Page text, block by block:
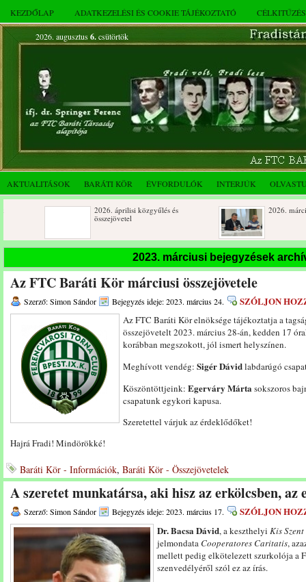
KEZDŐLAP ADATKEZELÉSI ÉS COOKIE TÁJÉKOZTATÓ
2026. augusztus 6.csütörtök
AKTUALITÁSOK BARÁTI KÖR ÉVFORDULÓK INTERJÚK
2026. áprilisi közgyűlés és
2026. márciusi összejövetel
Rendkívüli közgyűlés és a 2025.
Dálnoki József 90 éves
2023. márciusi bejegyzések
Az FTC Baráti Kör márciusi összejövetele
Szerző: Simon Sándor Bejegyzés ideje: 2023. március 24. SZÓLJON
Az FTC Baráti Kör elnöksége tájékoztatja a
összejövetelt 2023. március 28-án, kedden 17
korábban megszokott, jól ismert helyszínen.
Meghívott vendég: Sigér Dávidlabdarúgó
Köszöntöttjeink: Egerváry Márta sokszoros
csapatunk egykori kapusa.
Szeretettel várjuk az érdeklődőket!
Hajrá Fradi! Mindörökké!
Baráti Kör - Információk, Baráti Kör - Összejövetelek
A szeretet munkatársa, aki hisz az erkölcsben, az
Szerző: Simon Sándor Bejegyzés ideje: 2023. március 17.
SZÓLJON
Dr. Bacsa Dávid, a keszthelyi Kis
jelmondataCooperatores Caritatis,
mellett pedig elkötelezett szurkolója a
szenvedélyéről szól ez az írás.